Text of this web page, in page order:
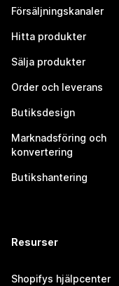
Försäljningskanaler
Hitta produkter
Sälja produkter
Order och leverans
Butiksdesign
Marknadsföring och
konvertering
Butikshantering
Resurser
Shopifys hjälpcenter